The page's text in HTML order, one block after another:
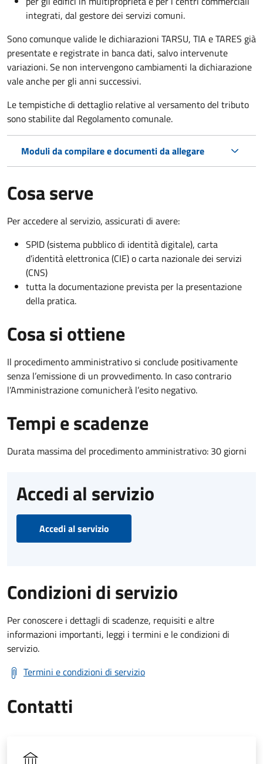
integrati, dal gestore dei servizi comuni.
Sono comunque valide le dichiarazioni TARSU, TIA e TARES già
presentate e registrate in banca dati, salvo intervenute
variazioni. Se non intervengono cambiamenti la dichiarazione
vale anche per gli anni successivi.
Le tempistiche di dettaglio relative al versamento del tributo
sono stabilite dal Regolamento comunale.
Moduli da compilare e documenti da allegare
Cosa serve
Per accedere al servizio, assicurati di avere:
SPID (sistema pubblico di identità digitale), carta
d’identità elettronica (CIE) o carta nazionale dei servizi
(CNS)
tutta la documentazione prevista per la presentazione
della pratica.
Cosa si ottiene
Il procedimento amministrativo si conclude positivamente
senza l’emissione di un provvedimento. In caso contrario
l’Amministrazione comunicherà l’esito negativo.
Tempi e scadenze
Durata massima del procedimento amministrativo: 30 giorni
Accedi al servizio
Accedi al servizio
Condizioni di servizio
Per conoscere i dettagli di scadenze, requisiti e altre
informazioni importanti, leggi i termini e le condizioni di
servizio.
Termini e condizioni di servizio
Contatti